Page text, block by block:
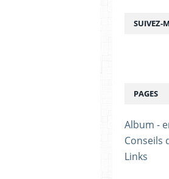
SUIVEZ-
PAGES
Album -
Conseils
Links